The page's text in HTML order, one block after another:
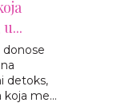
donose
detoks,
me...